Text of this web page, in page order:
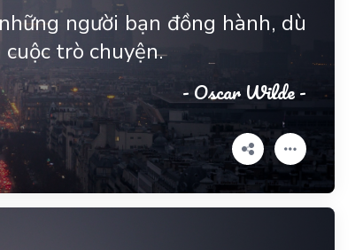
người bạn đồng hành, dù
trò chuyện.
- Oscar Wilde -